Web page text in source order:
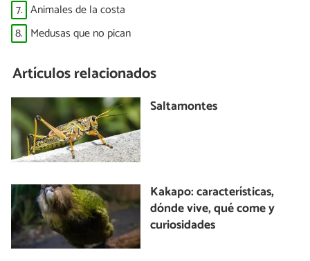
7. Animales de la costa
8. Medusas que no pican
Artículos relacionados
Saltamontes
Kakapo: características,
dónde vive, qué come y
curiosidades